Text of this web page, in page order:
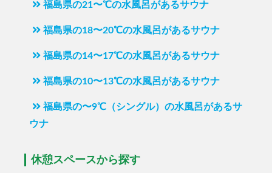
福島県の21〜℃の水風呂があるサウナ
福島県の18〜20℃の水風呂があるサウナ
福島県の14〜17℃の水風呂があるサウナ
福島県の10〜13℃の水風呂があるサウナ
福島県の〜9℃（シングル）の水風呂があるサ
ウナ
休憩スペースから探す